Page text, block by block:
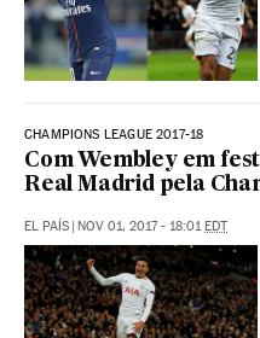
CHAMPIONS LEAGUE 2017-18
Com Wembley em
Real Madrid pela
EL PAÍS | NOV 01, 2017 - 18:01EDT